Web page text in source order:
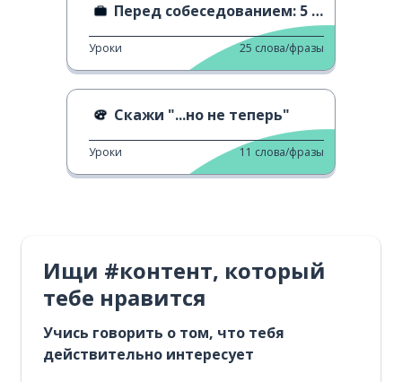
Перед собеседованием: 5 советов
Уроки 25 слова/фразы
Скажи "...но не теперь"
Уроки 11 слова/фразы
Ищи #контент, который
тебе нравится
Учись говорить о том, что тебя
действительно интересует